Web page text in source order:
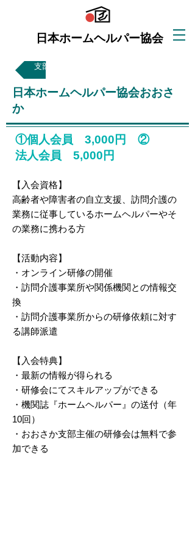
日本ホームヘルパー協会
支部一覧
日本ホームヘルパー協会おおさ
か
①個人会員 3,000円 ②
法人会員 5,000円
【入会資格】
高齢者や障害者の自立支援、訪問介護の
業務に従事しているホームヘルパーやそ
の業務に携わる方
【活動内容】
・オンライン研修の開催
・訪問介護事業所や関係機関との情報交
換
・訪問介護事業所からの研修依頼に対す
る講師派遣
【入会特典】
・最新の情報が得られる
・研修会にてスキルアップができる
・機関誌『ホームヘルパー』の送付（年
10回）
・おおさか支部主催の研修会は無料で参
加できる